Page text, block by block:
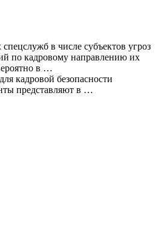
в числе субъектов угроз
по кадровому направлению их
в …
кадровой безопасности
представляют в …